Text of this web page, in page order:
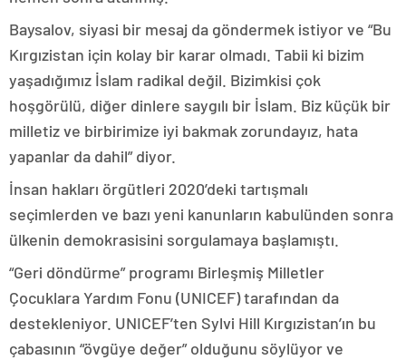
Baysalov, siyasi bir mesaj da göndermek istiyor ve “Bu
Kırgızistan için kolay bir karar olmadı. Tabii ki bizim
yaşadığımız İslam radikal değil. Bizimkisi çok
hoşgörülü, diğer dinlere saygılı bir İslam. Biz küçük bir
milletiz ve birbirimize iyi bakmak zorundayız, hata
yapanlar da dahil” diyor.
İnsan hakları örgütleri 2020’deki tartışmalı
seçimlerden ve bazı yeni kanunların kabulünden sonra
ülkenin demokrasisini sorgulamaya başlamıştı.
“Geri döndürme” programı Birleşmiş Milletler
Çocuklara Yardım Fonu (UNICEF) tarafından da
destekleniyor. UNICEF’ten Sylvi Hill Kırgızistan’ın bu
çabasının “övgüye değer” olduğunu söylüyor ve